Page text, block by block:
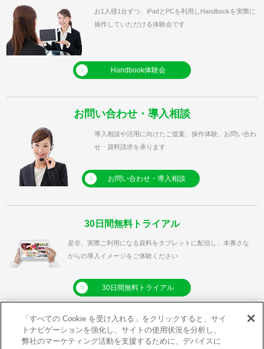
お1人様1台ずつ、iPadとPCを利用しHandbookを実際に
操作していただける体験会です
Handbook体験会
お問い合わせ・導入相談
導入相談や活用に向けたご提案、操作体験、お問い合わ
せ・資料請求を承ります
お問い合わせ・導入相談
30日間無料トライアル
是非、実際ご利用になる資料をタブレットに配信し、本番さな
がらの導入イメージをご体験ください
30日間無料トライアル
利用規約 プライバシーポリシー
「すべての Cookie を受け入れる」をクリックすると、サイ
トナビゲーションを強化し、サイトの使用状況を分析し、
弊社のマーケティング活動を支援するために、デバイスに